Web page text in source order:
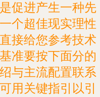
促进产生一种先
个超佳现实理性
接给您参考技术
准要按下面分的
与主流配置联系
用关键指引以引